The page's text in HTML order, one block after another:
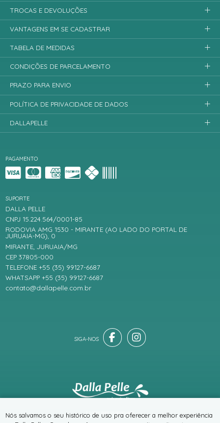
PAGAMENTO
SUPORTE
DALLA PELLE
CNPJ 15.224.564/0001-85
RODOVIA AMG 1530 - MIRANTE (AO LADO DO PORTAL DE
JURUAIA-MG), 0
MIRANTE, JURUAIA/MG
CEP 37805-000
TELEFONE +55 (35) 99127-6687
WHATSAPP +55 (35) 99127-6687
contato@dallapelle.com.br
TROCAS E DEVOLUÇÕES
VANTAGENS EM SE CADASTRAR
TABELA DE MEDIDAS
CONDIÇÕES DE PARCELAMENTO
PRAZO PARA ENVIO
POLÍTICA DE PRIVACIDADE DE DADOS
DALLAPELLE
® TODOS DIREITOS RESERVADOS
Nós salvamos o seu histórico de uso pra oferecer a melhor experiência